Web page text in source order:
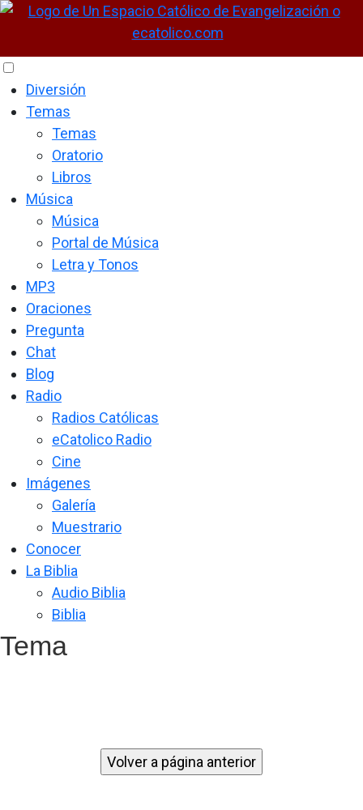
Diversión
Temas
Temas
Oratorio
Libros
Música
Música
Portal de Música
Letra y Tonos
MP3
Oraciones
Pregunta
Chat
Blog
Radio
Radios Católicas
eCatolico Radio
Cine
Imágenes
Galería
Muestrario
Conocer
La Biblia
Audio Biblia
Biblia
Tema